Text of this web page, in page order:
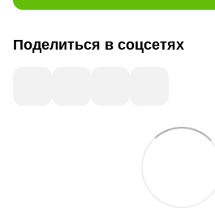
Поделиться в соцсетях